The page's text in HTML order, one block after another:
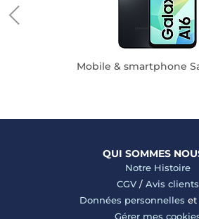
Mobile & smartphone
QUI SOMMES
Notre Histoire
CGV/ Avis clients
Données personnelles et
Gérer mes